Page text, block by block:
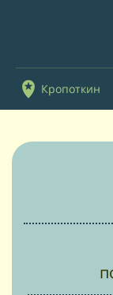
Кропоткин